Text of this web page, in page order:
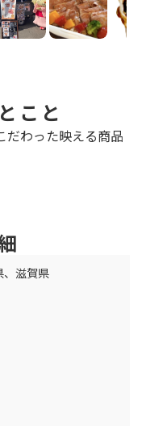
こと
だわった映える商品
、 滋賀県